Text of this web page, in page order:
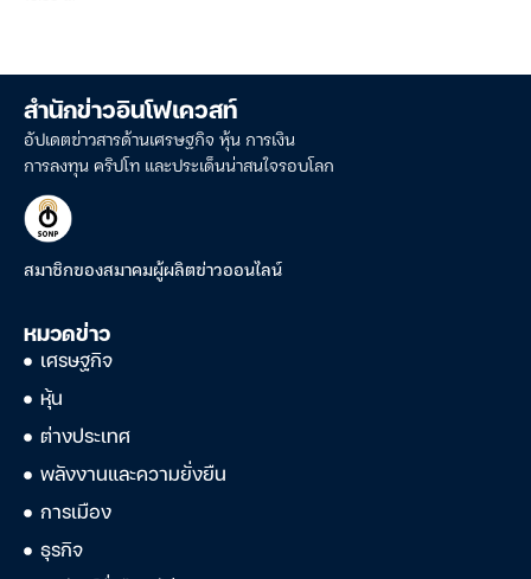
สำนักข่าวอินโฟเควสท์
อัปเดตข่าวสารด้านเศรษฐกิจ หุ้น การเงิน
การลงทุน คริปโท และประเด็นน่าสนใจรอบโลก
สมาชิกของสมาคมผู้ผลิตข่าวออนไลน์
หมวดข่าว
เศรษฐกิจ
หุ้น
ต่างประเทศ
พลังงานและความยั่งยืน
การเมือง
ธุรกิจ